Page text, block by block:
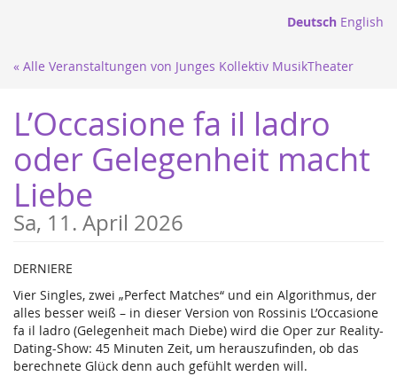
springen
Deutsch English
« Alle Veranstaltungen von Junges Kollektiv MusikTheater
L’Occasione fa il ladro
oder Gelegenheit macht
Liebe
Sa, 11. April 2026
DERNIERE
Vier Singles, zwei „Perfect Matches“ und ein Algorithmus, der
alles besser weiß – in dieser Version von Rossinis L’Occasione
fa il ladro (Gelegenheit mach Diebe) wird die Oper zur Reality-
Dating-Show: 45 Minuten Zeit, um herauszufinden, ob das
berechnete Glück denn auch gefühlt werden will.